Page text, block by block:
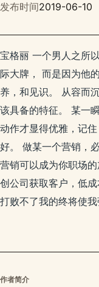
发布时间2019-06-10
宝格丽 一个男人之所
际大牌， 而是因为他
养，和见识。 从容而
该具备的特征。 某一
动作才显得优雅，记
好。 做某一个营销，
营销可以成为你职场
创公司获取客户，低
打败不了我的终将使我
作者简介